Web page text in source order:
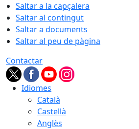
Saltar a la capçalera
Saltar al contingut
Saltar a documents
Saltar al peu de pàgina
Contactar
Idiomes
Català
Castellà
Anglès